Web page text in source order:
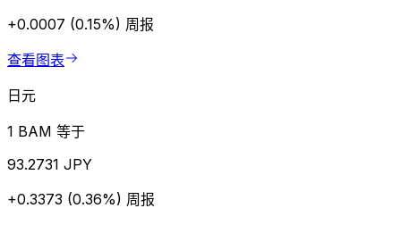
+0.0007 (0.15%) 周报
查看图表
日元
1 BAM 等于
93.2731 JPY
+0.3373 (0.36%) 周报